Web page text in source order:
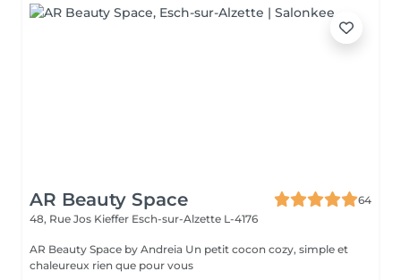
AR Beauty Space
64
48, Rue Jos Kieffer Esch-sur-Alzette L-4176
AR Beauty Space by Andreia Un petit cocon cozy, simple et
chaleureux rien que pour vous